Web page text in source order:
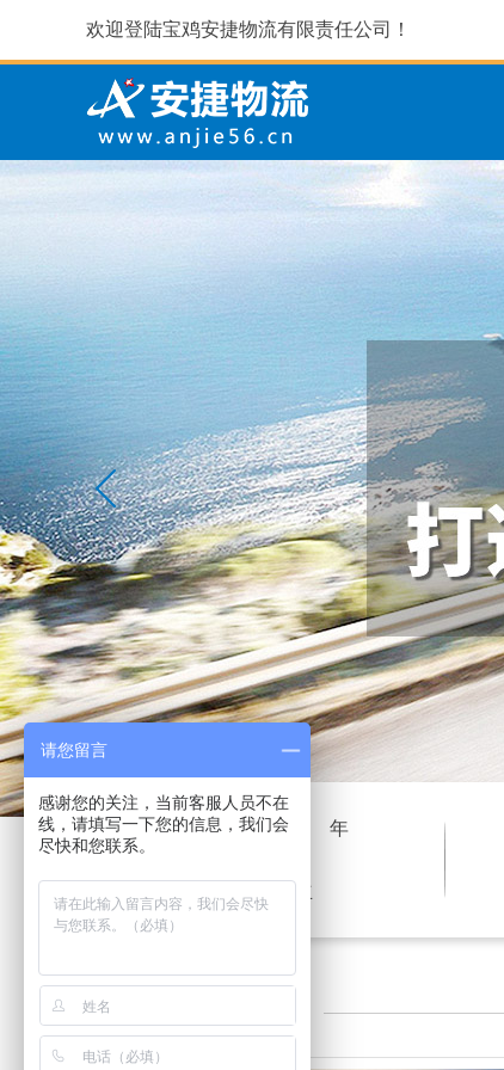
欢迎登陆宝鸡安捷物流有限责任公司！
2012 年
安捷物流成立
业务覆盖
请您留言
感谢您的关注，当前客服人员不在
线，请填写一下您的信息，我们会
尽快和您联系。